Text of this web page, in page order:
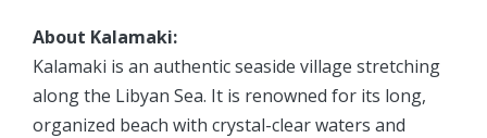
About Kalamaki:
Kalamaki is an authentic seaside village stretching
along the Libyan Sea. It is renowned for its long,
organized beach with crystal-clear waters and